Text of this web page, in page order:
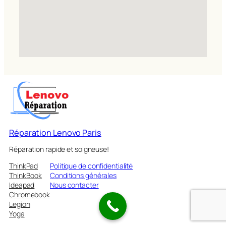
Réparation Lenovo Paris
Réparation rapide et soigneuse!
ThinkPad
ThinkBook
Ideapad
Chromebook
Legion
Yoga
Politique de confidentialité
Conditions générales
Nous contacter